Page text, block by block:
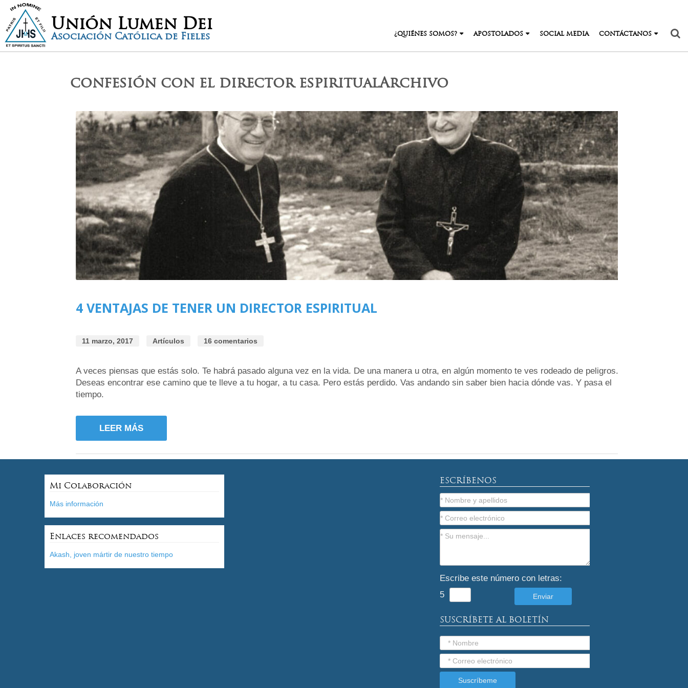
Unión Lumen Dei
Asociación Católica de Fieles ¿QUIÉNES SOMOS? APOSTOLADOS SOCIAL MEDIA CONTÁCTANOS
confesión con el director espiritualArchivo
4 VENTAJAS DE TENER UN DIRECTOR ESPIRITUAL
11 marzo, 2017 Artículos 16 comentarios
A veces piensas que estás solo. Te habrá pasado alguna vez en la vida. De una manera u otra, en algún momento te ves rodeado de peligros.
Deseas encontrar ese camino que te lleve a tu hogar, a tu casa. Pero estás perdido. Vas andando sin saber bien hacia dónde vas. Y pasa el
tiempo.
LEER MÁS
Mi Colaboración
Más información
Enlaces recomendados
Akash, joven mártir de nuestro tiempo
ESCRÍBENOS
Escribe este número con letras:
5
SUSCRÍBETE AL BOLETÍN